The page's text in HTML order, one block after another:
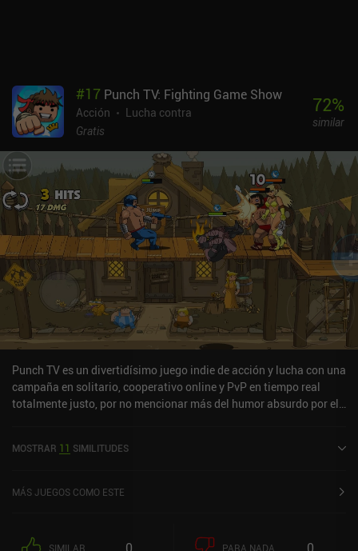
#17 Punch TV: Fighting Game Show
Acción
Lucha contra
Gratis
72%
similar
Punch TV es un divertidísimo juego indie de acción y lucha con una
campaña en solitario, cooperativo online y PvP en tiempo real
totalmente justo, por no mencionar más del humor absurdo por el
paso a través de los pisos de una torre literal como parte de un
peleas y un combate contra un jefe. Cada combate comienza con
que no llevamos. Los controles son los habituales del género, con
MOSTRAR 11 SIMILITUDES
MÁS JUEGOS COMO ESTE
SIMILAR PARA NADA